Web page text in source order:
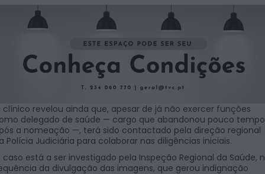
clínico revelou ainda que, apesar de já não exercer funções
delegado de saúde — cargo que abandonou pouco tempo
a nomeação —, terá sido contactado pela direção regional
Polícia Judiciária para colaborar nas diligências iniciais.
caso está a ser investigado pela Inspeção Regional da Saúde,
da divulgação das imagens, que gerou indignação